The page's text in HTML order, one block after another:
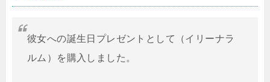
彼女への誕生日プレゼントとして（イリーナラ
ルム）を購入しました。